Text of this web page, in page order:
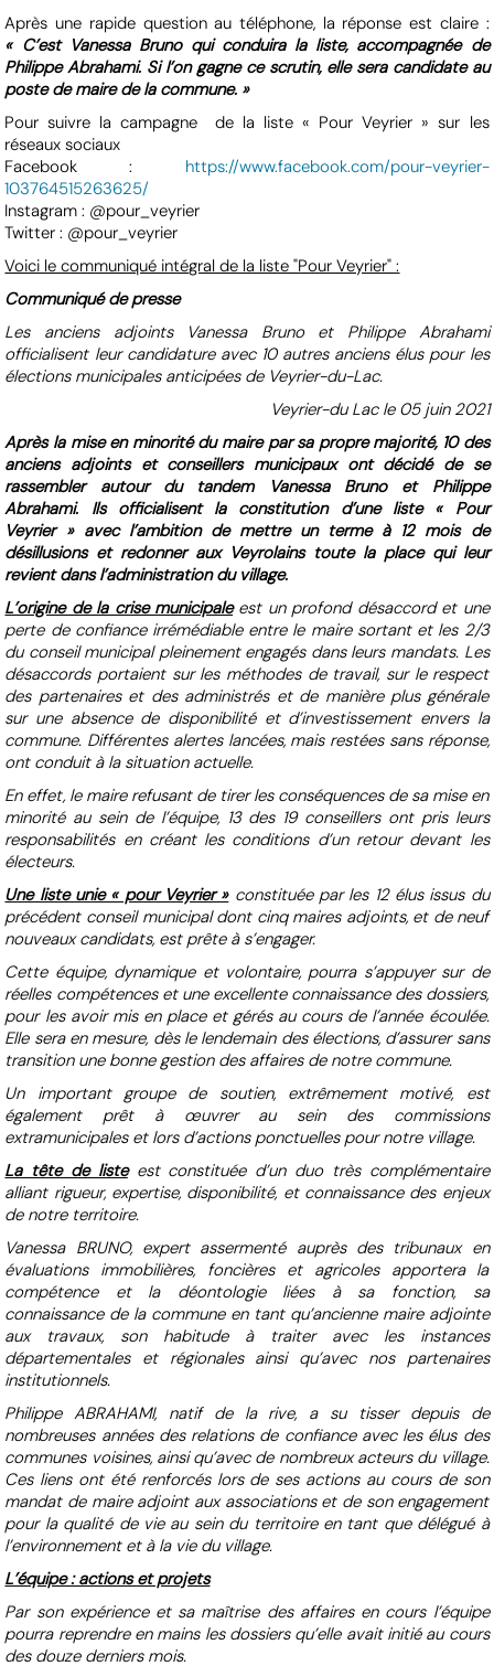
Après une rapide question au téléphone, la réponse est claire :
« C’est Vanessa Bruno qui conduira la liste, accompagnée de
Philippe Abrahami. Si l’on gagne ce scrutin, elle sera candidate au
poste de maire de la commune. »
Pour suivre la campagne de la liste « Pour Veyrier » sur les
réseaux sociaux
Facebook : https://www.facebook.com/pour-veyrier-
103764515263625/
Instagram : @pour_veyrier
Twitter : @pour_veyrier
Voici le communiqué intégral de la liste "Pour Veyrier" :
Communiqué de presse
Les anciens adjoints Vanessa Bruno et Philippe Abrahami
officialisent leur candidature avec 10 autres anciens élus pour les
élections municipales anticipées de Veyrier-du-Lac.
Veyrier-du Lac le 05 juin 2021
Après la mise en minorité du maire par sa propre majorité, 10 des
anciens adjoints et conseillers municipaux ont décidé de se
rassembler autour du tandem Vanessa Bruno et Philippe
Abrahami. Ils officialisent la constitution d’une liste « Pour
Veyrier » avec l’ambition de mettre un terme à 12 mois de
désillusions et redonner aux Veyrolains toute la place qui leur
revient dans l’administration du village.
L’origine de la crise municipaleest un profond désaccord et une
perte de confiance irrémédiable entre le maire sortant et les 2/3
du conseil municipal pleinement engagés dans leurs mandats. Les
désaccords portaient sur les méthodes de travail, sur le respect
des partenaires et des administrés et de manière plus générale
sur une absence de disponibilité et d’investissement envers la
commune. Différentes alertes lancées, mais restées sans réponse,
ont conduit à la situation actuelle.
En effet, le maire refusant de tirer les conséquences de sa mise en
minorité au sein de l’équipe, 13 des 19 conseillers ont pris leurs
responsabilités en créant les conditions d’un retour devant les
électeurs.
Une liste unie « pour Veyrier »constituée par les 12 élus issus du
précédent conseil municipal dont cinq maires adjoints, et de neuf
nouveaux candidats, est prête à s’engager.
Cette équipe, dynamique et volontaire, pourra s’appuyer sur de
réelles compétences et une excellente connaissance des dossiers,
pour les avoir mis en place et gérés au cours de l’année écoulée.
Elle sera en mesure, dès le lendemain des élections, d’assurer sans
transition une bonne gestion des affaires de notre commune.
Un important groupe de soutien, extrêmement motivé, est
également prêt à œuvrer au sein des commissions
extramunicipales et lors d’actions ponctuelles pour notre village.
La tête de listeest constituée d’un duo très complémentaire
alliant rigueur, expertise, disponibilité, et connaissance des enjeux
de notre territoire.
Vanessa BRUNO, expert assermenté auprès des tribunaux en
évaluations immobilières, foncières et agricoles apportera la
compétence et la déontologie liées à sa fonction, sa
connaissance de la commune en tant qu’ancienne maire adjointe
aux travaux, son habitude à traiter avec les instances
départementales et régionales ainsi qu’avec nos partenaires
institutionnels.
Philippe ABRAHAMI, natif de la rive, a su tisser depuis de
nombreuses années des relations de confiance avec les élus des
communes voisines, ainsi qu’avec de nombreux acteurs du village.
Ces liens ont été renforcés lors de ses actions au cours de son
mandat de maire adjoint aux associations et de son engagement
pour la qualité de vie au sein du territoire en tant que délégué à
l’environnement et à la vie du village.
L’équipe : actions et projets
Par son expérience et sa maîtrise des affaires en cours l’équipe
pourra reprendre en mains les dossiers qu’elle avait initié au cours
des douze derniers mois.